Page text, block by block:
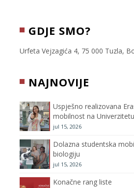
c
e
o
o
k
i
t
e
r
t
r
T
e
GDJE SMO?
Urfeta Vejzagića 4, 75 000 Tuzla,
NAJNOVIJE
Uspješno realizovana
mobilnost na
jul 15, 2026
Dolazna studentska
biologiju
jul 15, 2026
Konačne rang liste